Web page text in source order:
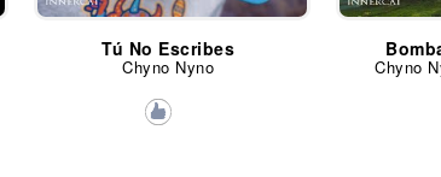
Tú No Escribes
Chyno Nyno Chyno